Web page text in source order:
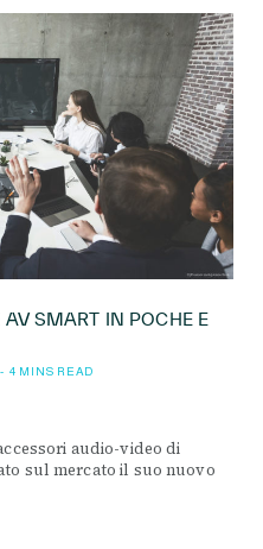
AV SMART IN POCHE E
4 MINS READ
audio-video di
sul mercato il suo nuovo